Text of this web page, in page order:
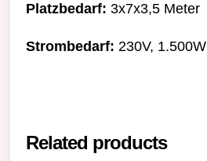
Platzbedarf:3x7x3,5 Meter
Strombedarf: 230V, 1.500W
Related products